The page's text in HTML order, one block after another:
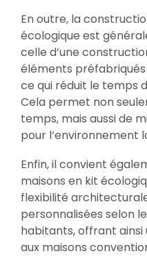
En outre, la
écologique est
celle d’une
éléments
ce qui réduit le temps
Cela permet non
temps, mais aussi de
pour l’environnement
Enfin, il convient
maisons en kit
flexibilité
personnalisées selon
habitants, offrant
aux maisons